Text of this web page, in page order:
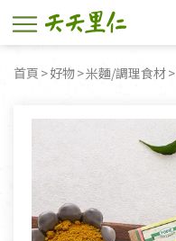
首頁 好物 米麵/調理食材